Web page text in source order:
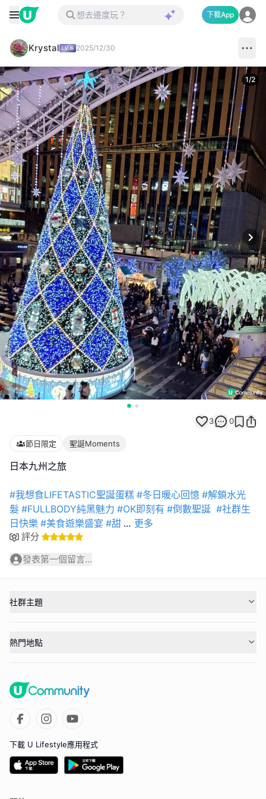
下載App
Krystal 2025/12/30
1/2
3 0
節日限定 聖誕Moments
日本九州之旅
#我想食LIFETASTIC聖誕蛋糕 #冬日暖心回憶 #解鎖水光
髮 #FULLBODY純黑魅力 #OK即刻有 #倒數聖誕 #社群生
日快樂 #美食遊樂盛宴 #甜 ... 更多
評分
發表第一個留言...
社群主題
熱門地點
下載 U Lifestyle應用程式